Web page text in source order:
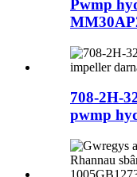
Pwmp
708-2H-
pwmp